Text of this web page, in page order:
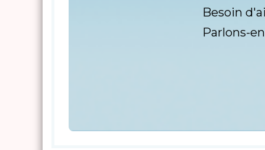
Besoin
Parlons-